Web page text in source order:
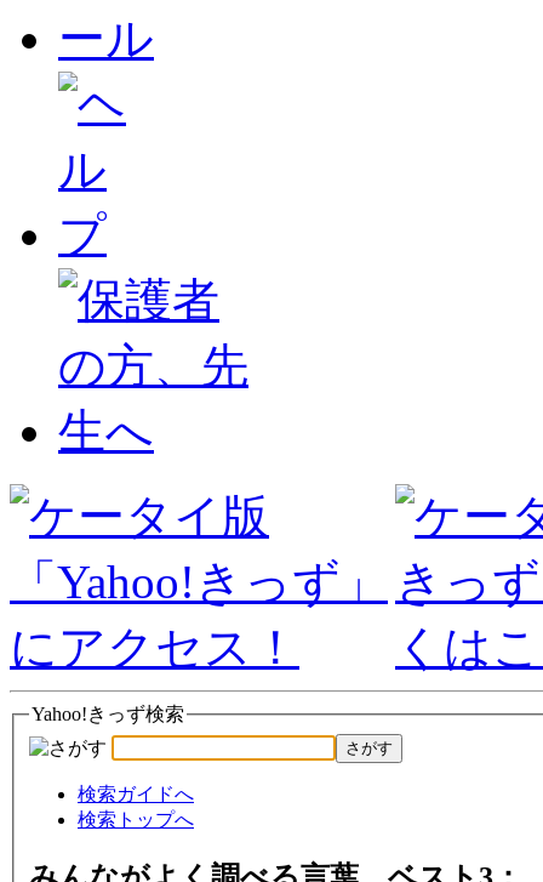
Yahoo!きっず検索
さがす
検索ガイドへ
検索トップへ